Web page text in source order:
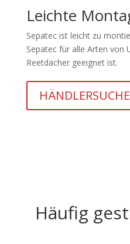
Leichte
Sepatec ist leicht zu
Sepatec für alle Arten von
Reetdächer geeignet ist.
HÄNDLERSUCHE
Häufig